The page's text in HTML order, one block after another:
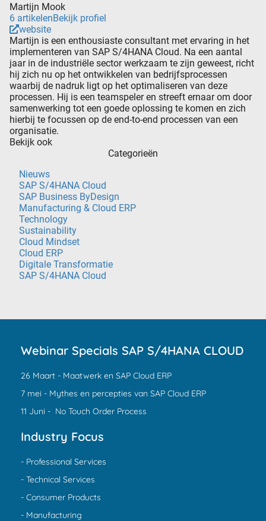
Martijn Mook
6 artikelenBekijk profiel
website
Martijn is een enthousiaste consultant met ervaring in het
implementeren van SAP S/4HANA Cloud. Na een aantal
jaar in de industriële sector werkzaam te zijn geweest, richt
hij zich nu op het ontwikkelen van bedrijfsprocessen
waarbij de nadruk ligt op het optimaliseren van deze
processen. Hij is een teamspeler en streeft ernaar om door
samenwerking tot een goede oplossing te komen en zich
hierbij te focussen op de end-to-end processen van een
organisatie.
Bekijk ook
Categorieën
Nieuws
SAP S/4HANA Cloud
SAP Business ByDesign
Manufacturing & Cloud ERP
Technology
Sustainability
Cloud Mindset
Cloud ERP
Digitale Transformatie
SAP S/4HANA Cloud
Webinar Specials SAP S/4HANA CLOUD
26 Maart - Maatwerk en SAP Cloud ERP
7 mei - Mythes en percepties van SAP Cloud ERP
11 Juni - No Touch Order Process
Industry Focus
- Professional Services
- Technical Services
- Consumer Products
- Manufacturing